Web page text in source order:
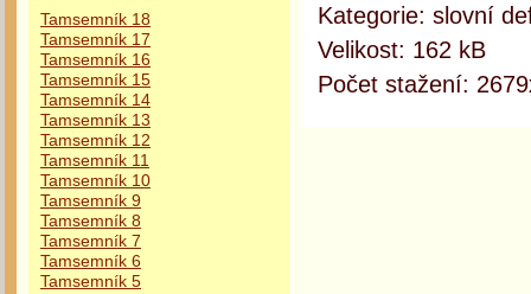
Tamsemník 18
Tamsemník 17
Tamsemník 16
Tamsemník 15
Tamsemník 14
Tamsemník 13
Tamsemník 12
Tamsemník 11
Tamsemník 10
Tamsemník 9
Tamsemník 8
Tamsemník 7
Tamsemník 6
Tamsemník 5
Kategorie: slovní
Velikost: 162 kB
Počet stažení: